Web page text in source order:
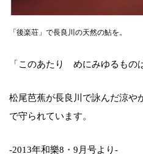
「後楽荘」で長良川の天然の鮎を。
「このあたり めにみゆるもの
松尾芭蕉が長良川で詠んだ涼や
で守られています。
-2013年和樂8・9月号より-